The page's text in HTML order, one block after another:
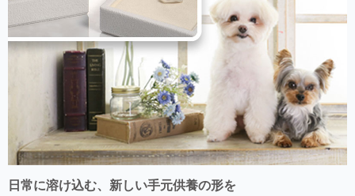
日常に溶け込む、新しい手元供養の形を